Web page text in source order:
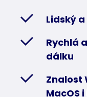
Lidský
Rychlá
dálku
Znalost
MacOS i